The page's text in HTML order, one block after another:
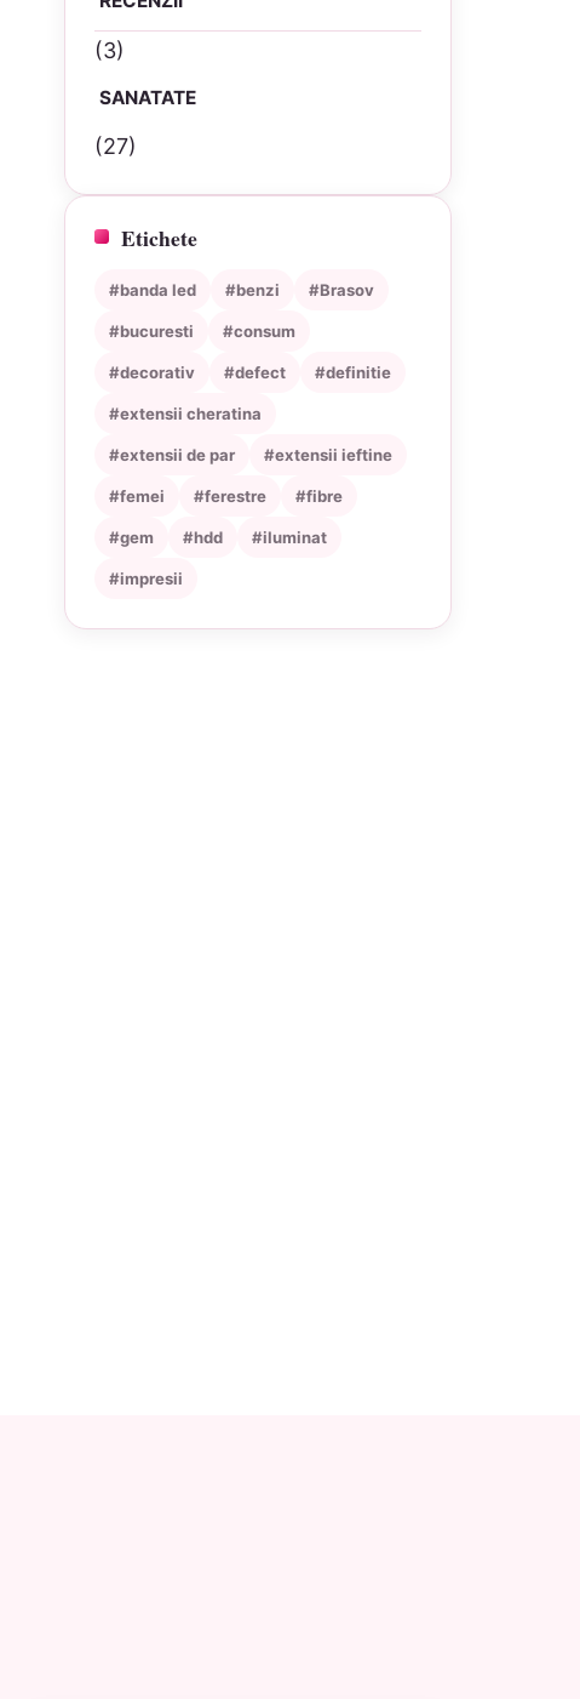
(3)
SANATATE
(27)
Etichete
#banda led #benzi #Brasov
#bucuresti #consum
#decorativ #defect #definitie
#extensii cheratina
#extensii de par #extensii ieftine
#femei #ferestre #fibre
#gem #hdd #iluminat
#impresii